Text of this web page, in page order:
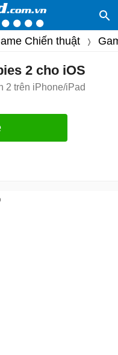
Chiến thuật
2 cho iOS
2 trên iPhone/iPad